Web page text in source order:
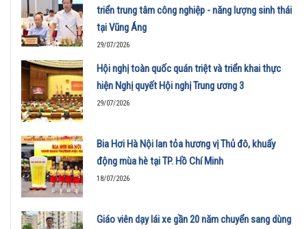
triển trung tâm công nghiệp - năng lượng sinh thái
tại Vũng Áng
29/07/2026
Hội nghị toàn quốc quán triệt và triển khai thực
hiện Nghị quyết Hội nghị Trung ương 3
29/07/2026
Bia Hơi Hà Nội lan tỏa hương vị Thủ đô, khuấy
động mùa hè tại TP. Hồ Chí Minh
18/07/2026
Giáo viên dạy lái xe gần 20 năm chuyển sang dùng